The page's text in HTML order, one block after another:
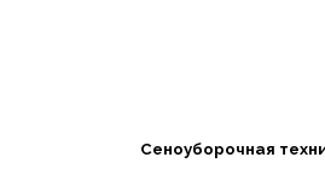
Сеноуборочная